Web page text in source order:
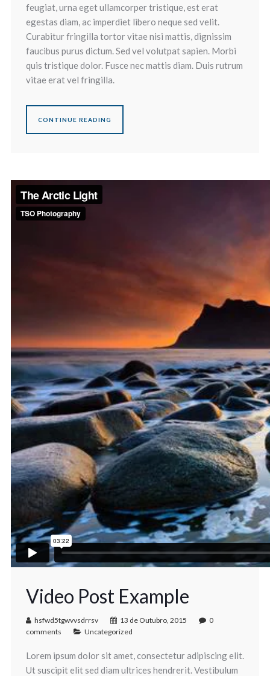
feugiat, urna eget ullamcorper tristique, est erat
egestas diam, ac imperdiet libero neque sed velit.
Curabitur fringilla tortor vitae nisi mattis, dignissim
faucibus purus dictum. Sed vel volutpat sapien. Morbi
quis tristique dolor. Fusce nec mattis diam. Duis rutrum
vitae erat vel fringilla.
CONTINUE READING
Video Post Example
hsfwd5tgwvvsdrrsv 13 de Outubro, 2015
0
comments
Uncategorized
Lorem ipsum dolor sit amet, consectetur adipiscing elit.
Ut suscipit elit sed diam ultrices hendrerit. Vestibulum